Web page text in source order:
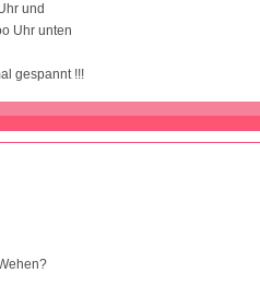
und
Uhr unten
gespannt !!!